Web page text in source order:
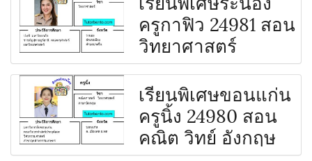
ครูกาฟิว 24981 สอน
วิทยาศาสตร์
เรียนพิเศษขอนแก่น
ครูนิ้ง 24980 สอน
คณิต วิทย์ อังกฤษ